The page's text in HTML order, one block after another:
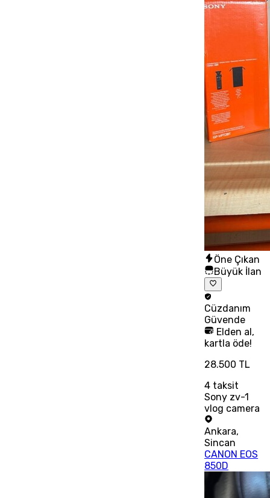
Öne Çıkan
Büyük İlan
Cüzdanım
Güvende
Elden al,
kartla öde!
28.500 TL
4 taksit
Sony zv-1
vlog camera
Ankara,
Sincan
CANON EOS
850D